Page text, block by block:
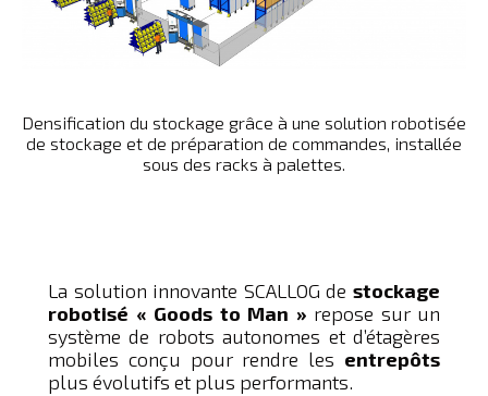
Densification du stockage grâce à une solution robotisée
de stockage et de préparation de commandes, installée
sous des racks à palettes.
La solution innovante SCALLOG de stockage
robotisé « Goods to Man » repose sur un
système de robots autonomes et d’étagères
mobiles conçu pour rendre les entrepôts
plus évolutifs et plus performants.